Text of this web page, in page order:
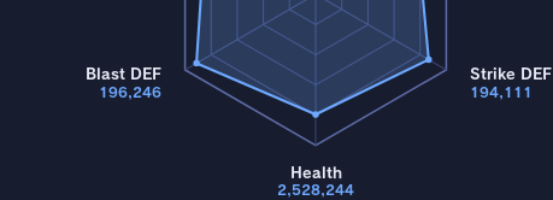
Strike DEF
194,111
Health
2,528,244
Blast DEF
196,246